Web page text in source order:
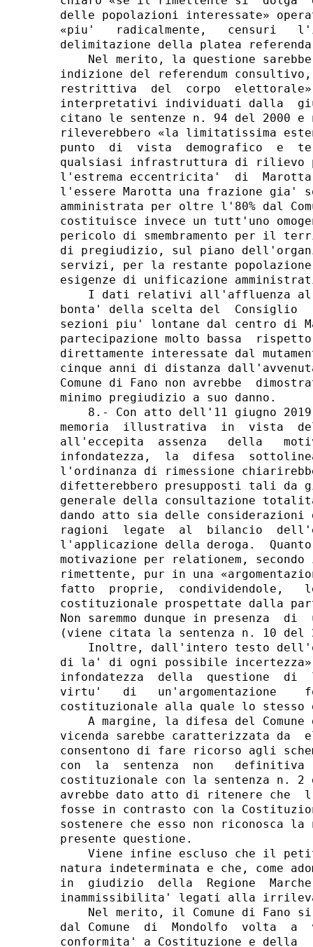
tante popolazione del Comune di Fano; le risalenti
esigenze di unificazione amministrativa». 
    I dati relativi all'affluenza al  referendum  confermerebbero  la
bonta' della scelta del  Consiglio  regionale,  considerando  che  le
sezioni piu' lontane dal centro di Marotta  hanno  visto  livelli  di
partecipazione molto bassa  rispetto  a  quelle  insistenti  su  zone
direttamente interessate dal mutamento territoriale. Inoltre, a oltre
cinque anni di distanza dall'avvenuta modifica  circoscrizionale,  il
Comune di Fano non avrebbe  dimostrato  il  verificarsi  del  benche'
minimo pregiudizio a suo danno. 
    8.- Con atto dell'11 giugno 2019, il Comune di Fano ha depositato
memoria  illustrativa  in  vista  dell'udienza  pubblica.  Replicando
all'eccepita  assenza   della   motivazione   sulla   non   manifesta
infondatezza,  la  difesa  sottolinea  che,  nella   seconda   parte,
l'ordinanza di rimessione chiarirebbe «le ragioni per le quali  [...]
difetterebbero presupposti tali da giustificare la deroga alla regola
generale della consultazione totalitaria delle popolazioni comunali»,
dando atto sia delle considerazioni di «ordine geografico», sia delle
ragioni  legate  al  bilancio  dell'ente  locale  che   impedirebbero
l'applicazione della deroga.  Quanto  all'eccepita  presenza  di  una
motivazione per relationem, secondo il Comune  di  Fano,  il  giudice
rimettente, pur in una «argomentazione sintetica»,  avrebbe  comunque
fatto  proprie,  condividendole,   le   eccezioni   di   legittimita'
costituzionale prospettate dalla parte ricorrente del giudizio a quo.
Non saremmo dunque in presenza  di  una  motivazione  per  relationem
(viene citata la sentenza n. 10 del 2015). 
    Inoltre, dall'intero testo dell'ordinanza si  ricaverebbero,  «al
di la' di ogni possibile incertezza», le ragioni della non  manifesta
infondatezza  della  questione  di  legittimita'  costituzionale,  in
virtu'   di   un'argomentazione    fondata    sulla    giurisprudenza
costituzionale alla quale lo stesso giudice aderirebbe. 
    A margine, la difesa del Comune di Fano segnala come la  presente
vicenda sarebbe caratterizzata da  elementi  «di  unicita',  che  non
consentono di fare ricorso agli schemi consueti». D'altra parte, gia'
con  la  sentenza  non   definitiva   poi   annullata   dalla   Corte
costituzionale con la sentenza n. 2 del 2018, il Consiglio  di  Stato
avrebbe dato atto di ritenere che  l'atto  indittivo  del  referendum
fosse in contrasto con la Costituzione: sarebbe  pertanto  «difficile
sostenere che esso non riconosca la non manifesta infondatezza» della
presente questione. 
    Viene infine escluso che il petitum della questione  possa  avere
natura indeterminata e che, come adombrato nell'atto di  costituzione
in  giudizio  della  Regione  Marche,  possano  esserci  profili   di
inammissibilita' legati alla irrilevanza della questione. 
    Nel merito, il Comune di Fano si sofferma sulla tesi  prospettata
dal Comune  di  Mondolfo  volta  a  valorizzare  -  nel  senso  della
conformita' a Costituzione e della  ragionevolezza  della  scelta  di
circoscrivere la platea delle  «popolazioni  interessate»  -  i  dati
relativi  all'affluenza  che,  particolarmente  elevata  nelle   zone
direttamente interessate alla variazione